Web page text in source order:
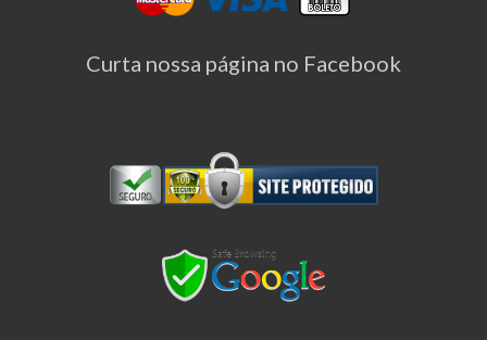
Curta nossa página no Facebook